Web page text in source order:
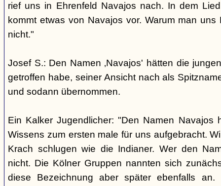
rief uns in Ehrenfeld Navajos nach. In dem
kommt etwas von Navajos vor. Warum man
nicht."
Josef S.: Den Namen ‚Navajos' hätten die
getroffen habe, seiner Ansicht nach als
und sodann übernommen.
Ein Kalker Jugendlicher: "Den Namen Navajos
Wissens zum ersten male für uns aufgebracht.
Krach schlugen wie die Indianer. Wer den
nicht. Die Kölner Gruppen nannten sich
diese Bezeichnung aber später ebenfalls